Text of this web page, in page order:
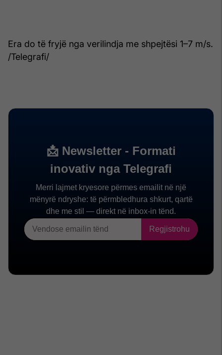
Era do të fryjë nga verilindja me shpejtësi 1–7 m/s.
/Telegrafi/